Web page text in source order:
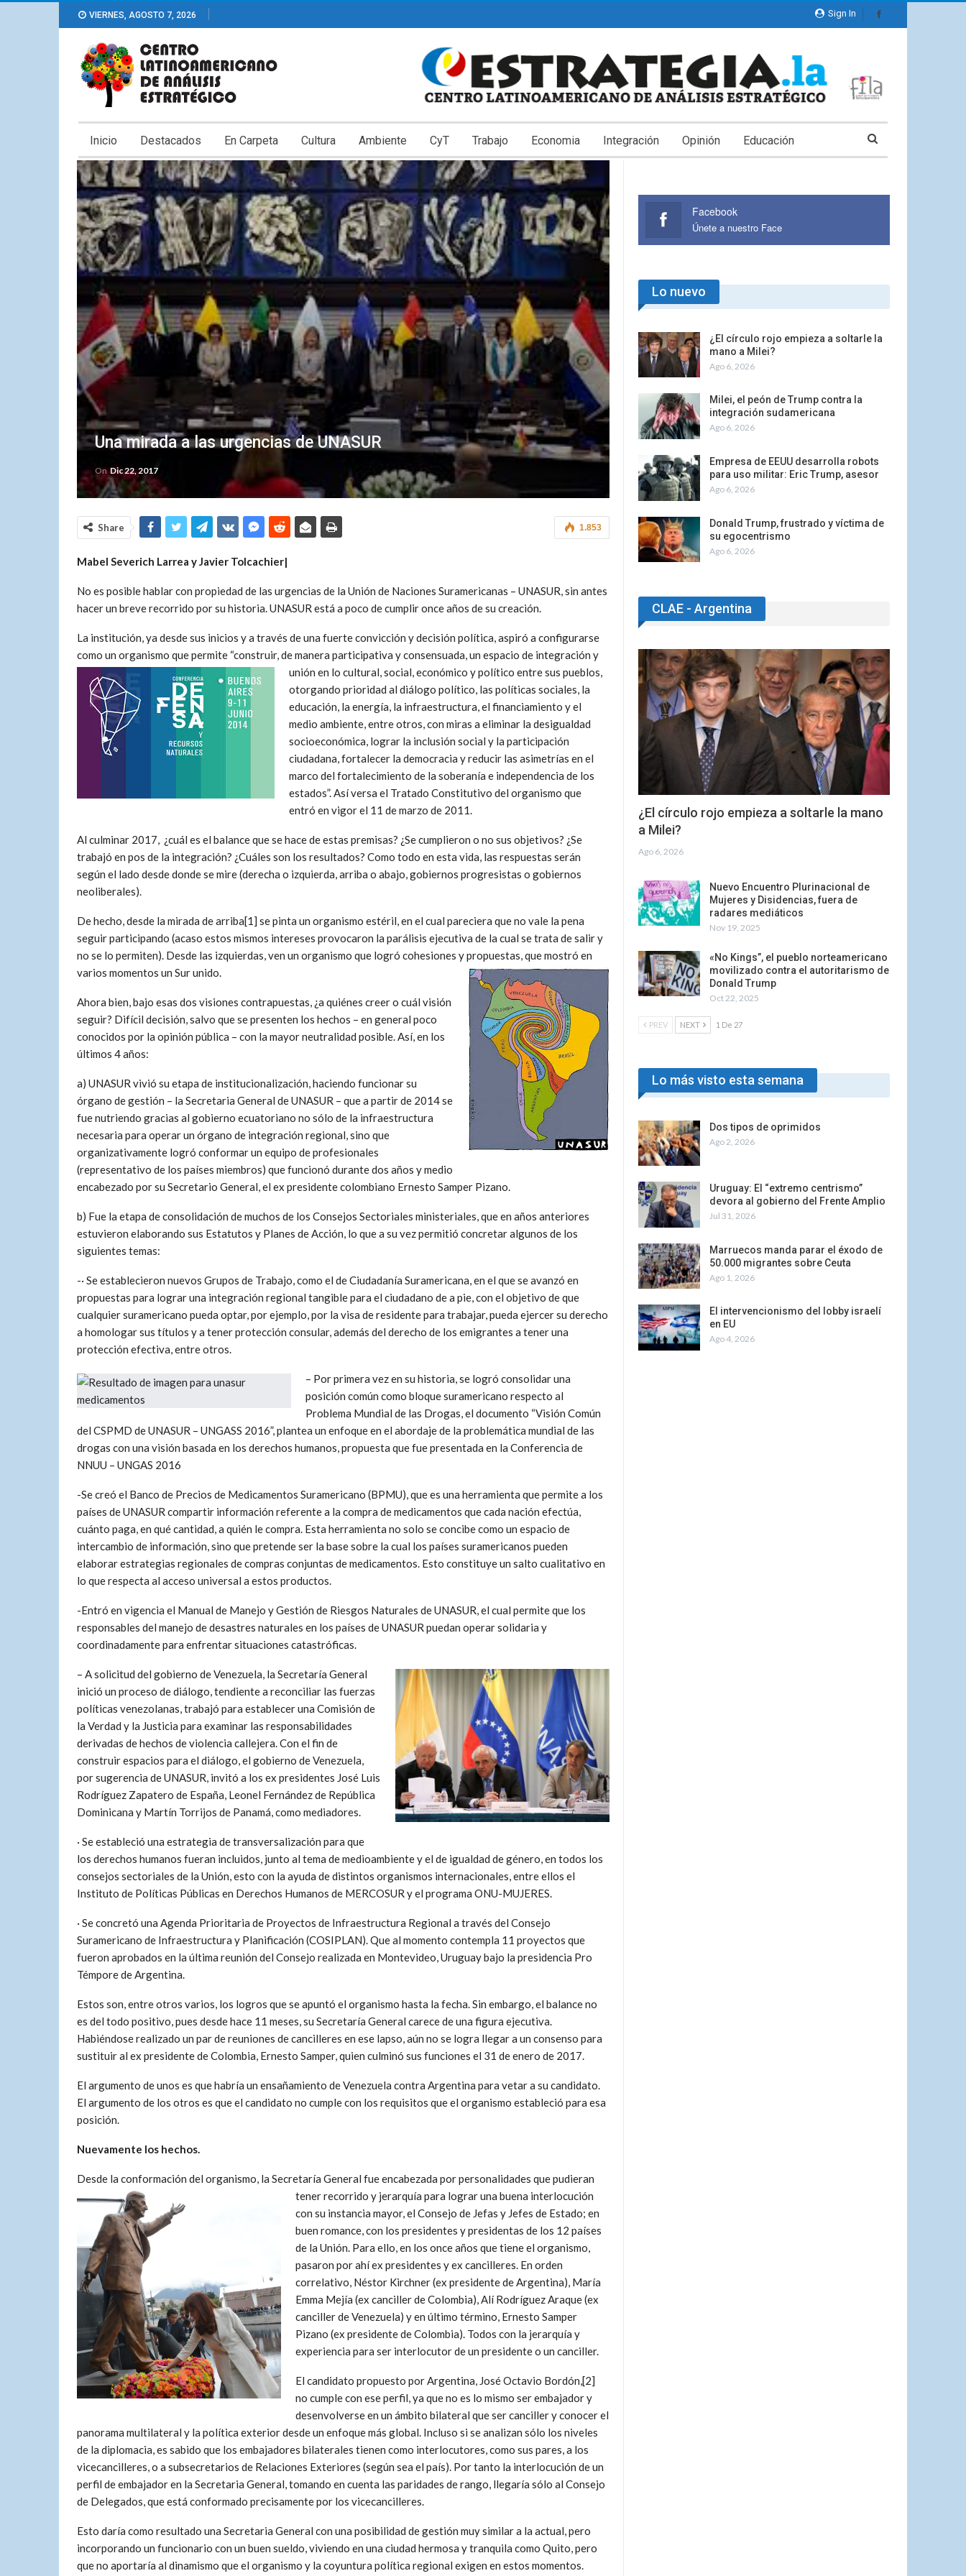
Sign In
VIERNES, AGOSTO 7, 2026
Inicio Destacados En Carpeta Cultura Ambiente CyT Trabajo Economia Integración Opinión Educación
Una mirada a las urgencias de UNASUR
OnDic 22, 2017
1.853
Share
Mabel Severich Larrea y Javier Tolcachier|
No es posible hablar con propiedad de las urgencias de la Unión de Naciones Suramericanas – UNASUR, sin antes
hacer un breve recorrido por su historia. UNASUR está a poco de cumplir once años de su creación.
La institución, ya desde sus inicios y a través de una fuerte convicción y decisión política, aspiró a configurarse
como un organismo que permite “construir, de manera participativa y consensuada, un espacio de integración y
unión en lo cultural, social, económico y político entre sus pueblos,
otorgando prioridad al diálogo político, las políticas sociales, la
educación, la energía, la infraestructura, el financiamiento y el
medio ambiente, entre otros, con miras a eliminar la desigualdad
socioeconómica, lograr la inclusión social y la participación
ciudadana, fortalecer la democracia y reducir las asimetrías en el
marco del fortalecimiento de la soberanía e independencia de los
estados”. Así versa el Tratado Constitutivo del organismo que
entró en vigor el 11 de marzo de 2011.
Al culminar 2017, ­ ¿cuál es el balance que se hace de estas premisas? ¿Se cumplieron o no sus objetivos? ¿Se
trabajó en pos de la integración? ¿Cuáles son los resultados? Como todo en esta vida, las respuestas serán
según el lado desde donde se mire (derecha o izquierda, arriba o abajo, gobiernos progresistas o gobiernos
neoliberales).
De hecho, desde la mirada de arriba[1] se pinta un organismo estéril, en el cual pareciera que no vale la pena
seguir participando (acaso estos mismos intereses provocaron la parálisis ejecutiva de la cual se trata de salir y
no se lo permiten). Desde las izquierdas, ven un organismo que logró cohesiones y propuestas, que mostró en
varios momentos un Sur unido.
Ahora bien, bajo esas dos visiones contrapuestas, ¿a quiénes creer o cuál visión
seguir? Difícil decisión, salvo que se presenten los hechos – en general poco
conocidos por la opinión pública – con la mayor neutralidad posible. Así, en los
últimos 4 años:
a) UNASUR vivió su etapa de institucionalización, haciendo funcionar su
órgano de gestión – la Secretaria General de UNASUR – que a partir de 2014 se
fue nutriendo gracias al gobierno ecuatoriano no sólo de la infraestructura
necesaria para operar un órgano de integración regional, sino que
organizativamente logró conformar un equipo de profesionales
(representativo de los países miembros) que funcionó durante dos años y medio
encabezado por su Secretario General, el ex presidente colombiano Ernesto Samper Pizano.
b) Fue la etapa de consolidación de muchos de los Consejos Sectoriales ministeriales, que en años anteriores
estuvieron elaborando sus Estatutos y Planes de Acción, lo que a su vez permitió concretar algunos de los
siguientes temas:
-· Se establecieron nuevos Grupos de Trabajo, como el de Ciudadanía Suramericana, en el que se avanzó en
propuestas para lograr una integración regional tangible para el ciudadano de a pie, con el objetivo de que
cualquier suramericano pueda optar, por ejemplo, por la visa de residente para trabajar, pueda ejercer su derecho
a homologar sus títulos y a tener protección consular, además del derecho de los emigrantes a tener una
protección efectiva, entre otros.
– Por primera vez en su historia, se logró consolidar una
posición común como bloque suramericano respecto al
Problema Mundial de las Drogas, el documento “Visión Común
del CSPMD de UNASUR – UNGASS 2016”, plantea un enfoque en el abordaje de la problemática mundial de las
drogas con una visión basada en los derechos humanos, propuesta que fue presentada en la Conferencia de
NNUU – UNGAS 2016
-Se creó el Banco de Precios de Medicamentos Suramericano (BPMU), que es una herramienta que permite a los
países de UNASUR compartir información referente a la compra de medicamentos que cada nación efectúa,
cuánto paga, en qué cantidad, a quién le compra. Esta herramienta no solo se concibe como un espacio de
intercambio de información, sino que pretende ser la base sobre la cual los países suramericanos pueden
elaborar estrategias regionales de compras conjuntas de medicamentos. Esto constituye un salto cualitativo en
lo que respecta al acceso universal a estos productos.
-Entró en vigencia el Manual de Manejo y Gestión de Riesgos Naturales de UNASUR, el cual permite que los
responsables del manejo de desastres naturales en los países de UNASUR puedan operar solidaria y
coordinadamente para enfrentar situaciones catastróficas.
– A solicitud del gobierno de Venezuela, la Secretaría General
inició un proceso de diálogo, tendiente a reconciliar las fuerzas
políticas venezolanas, trabajó para establecer una Comisión de
la Verdad y la Justicia para examinar las responsabilidades
derivadas de hechos de violencia callejera. Con el fin de
construir espacios para el diálogo, el gobierno de Venezuela,
por sugerencia de UNASUR, invitó a los ex presidentes José Luis
Rodríguez Zapatero de España, Leonel Fernández de República
Dominicana y Martín Torrijos de Panamá, como mediadores.
· Se estableció una estrategia de transversalización para que
los derechos humanos fueran incluidos, junto al tema de medioambiente y el de igualdad de género, en todos los
consejos sectoriales de la Unión, esto con la ayuda de distintos organismos internacionales, entre ellos el
Instituto de Políticas Públicas en Derechos Humanos de MERCOSUR y el programa ONU-MUJERES.
· Se concretó una Agenda Prioritaria de Proyectos de Infraestructura Regional a través del Consejo
Suramericano de Infraestructura y Planificación (COSIPLAN). Que al momento contempla 11 proyectos que
fueron aprobados en la última reunión del Consejo realizada en Montevideo, Uruguay bajo la presidencia Pro
Témpore de Argentina.
Estos son, entre otros varios, los logros que se apuntó el organismo hasta la fecha. Sin embargo, el balance no
es del todo positivo, pues desde hace 11 meses, su Secretaría General carece de una figura ejecutiva.
Habiéndose realizado un par de reuniones de cancilleres en ese lapso, aún no se logra llegar a un consenso para
sustituir al ex presidente de Colombia, Ernesto Samper, quien culminó sus funciones el 31 de enero de 2017.
El argumento de unos es que habría un ensañamiento de Venezuela contra Argentina para vetar a su candidato.
El argumento de los otros es que el candidato no cumple con los requisitos que el organismo estableció para esa
posición.
Nuevamente los hechos.
Desde la conformación del organismo, la Secretaría General fue encabezada por personalidades que pudieran
tener recorrido y jerarquía para lograr una buena interlocución
con su instancia mayor, el Consejo de Jefas y Jefes de Estado; en
buen romance, con los presidentes y presidentas de los 12 países
de la Unión. Para ello, en los once años que tiene el organismo,
pasaron por ahí ex presidentes y ex cancilleres. En orden
correlativo, Néstor Kirchner (ex presidente de Argentina), María
Emma Mejía (ex canciller de Colombia), Alí Rodríguez Araque (ex
canciller de Venezuela) y en último término, Ernesto Samper
Pizano (ex presidente de Colombia). Todos con la jerarquía y
experiencia para ser interlocutor de un presidente o un canciller.
El candidato propuesto por Argentina, José Octavio Bordón,[2]
no cumple con ese perfil, ya que no es lo mismo ser embajador y
desenvolverse en un ámbito bilateral que ser canciller y conocer el
panorama multilateral y la política exterior desde un enfoque más global. Incluso si se analizan sólo los niveles
de la diplomacia, es sabido que los embajadores bilaterales tienen como interlocutores, como sus pares, a los
vicecancilleres, o a subsecretarios de Relaciones Exteriores (según sea el país). Por tanto la interlocución de un
perfil de embajador en la Secretaria General, tomando en cuenta las paridades de rango, llegaría sólo al Consejo
de Delegados, que está conformado precisamente por los vicecancilleres.
Esto daría como resultado una Secretaria General con una posibilidad de gestión muy similar a la actual, pero
incorporando un funcionario con un buen sueldo, viviendo en una ciudad hermosa y tranquila como Quito, pero
que no aportaría al dinamismo que el organismo y la coyuntura política regional exigen en estos momentos.
Facebook
Únete a nuestro Face
Lo nuevo
¿El círculo rojo empieza a soltarle la
mano a Milei?
Ago 6, 2026
Milei, el peón de Trump contra la
integración sudamericana
Ago 6, 2026
Empresa de EEUU desarrolla robots
para uso militar: Eric Trump, asesor
Ago 6, 2026
Donald Trump, frustrado y víctima de
su egocentrismo
Ago 6, 2026
CLAE - Argentina
¿El círculo rojo empieza a soltarle la mano
a Milei?
Ago 6, 2026
Nuevo Encuentro Plurinacional de
Mujeres y Disidencias, fuera de
radares mediáticos
Nov 19, 2025
«No Kings”, el pueblo norteamericano
movilizado contra el autoritarismo de
Donald Trump
Oct 22, 2025
PREV NEXT 1 De 27
Lo más visto esta semana
Dos tipos de oprimidos
Ago 2, 2026
Uruguay: El “extremo centrismo”
devora al gobierno del Frente Amplio
Jul 31, 2026
Marruecos manda parar el éxodo de
50.000 migrantes sobre Ceuta
Ago 1, 2026
El intervencionismo del lobby israelí
en EU
Ago 4, 2026